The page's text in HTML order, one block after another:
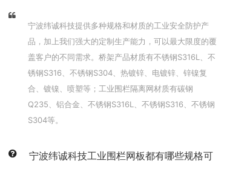
宁波纬诚科技提供多种规格和材质的工业安全防护产
品，加上我们强大的定制生产能力，可以最大限度的覆
盖客户的不同需求。桥架产品材质有不锈钢S316L、不
锈钢S316、不锈钢S304、热镀锌、电镀锌、锌镍复
合、镀镍、喷塑等；工业围栏隔离网材质有碳钢
Q235、铝合金、不锈钢S316L、不锈钢S316、不锈钢
S304等。
宁波纬诚科技工业围栏网板都有哪些规格可